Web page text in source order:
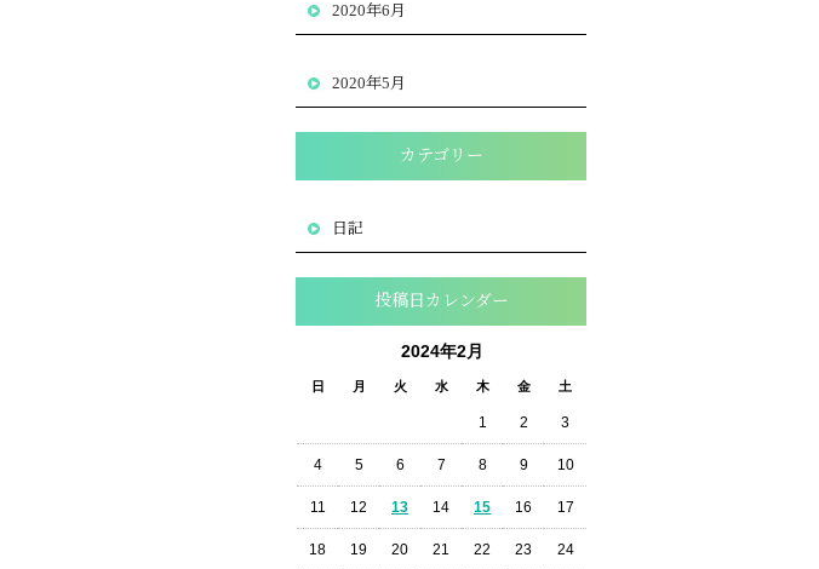
2020年6月
2020年5月
カテゴリー
日記
投稿日カレンダー
2024年2月
日 月 火 水 木 金 土
1 2 3
4 5 6 7 8 9 10
11 12 13 14 15 16 17
18 19 20 21 22 23 24